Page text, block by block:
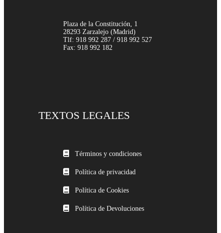
Plaza de la Constitución, 1
28293 Zarzalejo (Madrid)
Tlf: 918 992 287 / 918 992 527
Fax: 918 992 182
TEXTOS LEGALES
Términos y condiciones
Política de privacidad
Política de Cookies
Política de Devoluciones